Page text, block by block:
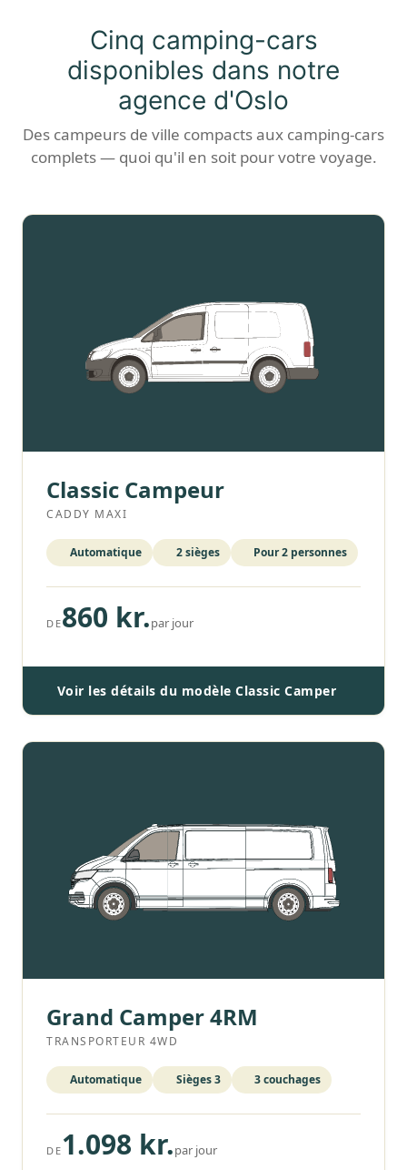
Cinq camping-cars
disponibles dans notre
agence d'Oslo
Des campeurs de ville compacts aux camping-cars
complets — quoi qu'il en soit pour votre voyage.
Classic Campeur
CADDY MAXI
Automatique 2 sièges Pour 2 personnes
DE860 kr.par jour
Voir les détails du modèle Classic Camper
Grand Camper 4RM
TRANSPORTEUR 4WD
Automatique Sièges 3 3 couchages
DE 1.098 kr.par jour